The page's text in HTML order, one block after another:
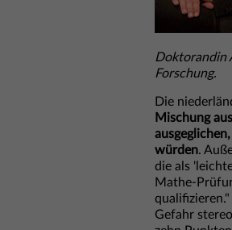
Doktorandin
Forschung.
Die
Mischung
würden.
die als
Mathe-
Gefahr